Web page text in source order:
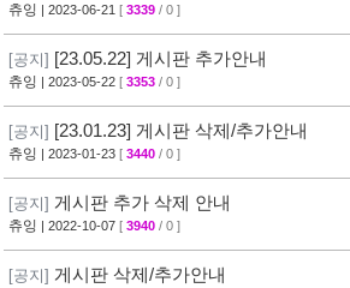
츄잉 | 2023-06-21 [ 3339 / 0 ]
[공지] [23.05.22] 게시판 추가안내
츄잉 | 2023-05-22 [ 3353 / 0 ]
[공지] [23.01.23] 게시판 삭제/추가안내
츄잉 | 2023-01-23 [ 3440 / 0 ]
[공지] 게시판 추가 삭제 안내
츄잉 | 2022-10-07 [ 3940 / 0 ]
[공지] 게시판 삭제/추가안내